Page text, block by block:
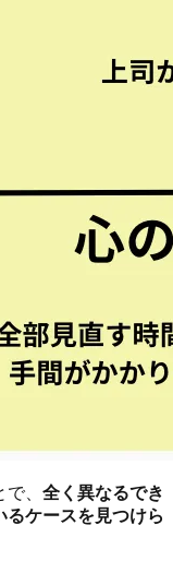
、 全く異なるでき
るケースを見つけら